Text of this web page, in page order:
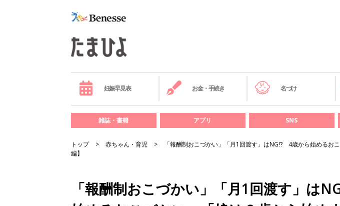
妊娠早見表 お金・手続き 名づけ
雑誌・書籍 アプリ SNS
トップ 赤ちゃん・育児
「報酬制おこづかい」「月1回渡す」はNG⁉ 4歳から始めるお
編】
「報酬制おこづかい」「月1回渡す」は